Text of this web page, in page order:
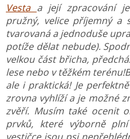
Vesta a její zpracování
pružný, velice příjemný a
tvarovaná a jednoduše
potíže dělat nebude).
velkou část břicha,
lese nebo v těžkém terénu!
ale i praktická! Je
zrovna vyhlíží a je možné
zvěří. Musím také ocenit
prvků, které výborně